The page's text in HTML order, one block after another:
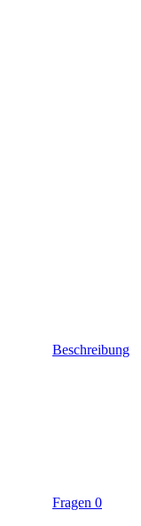
Beschreibung
Fragen 0